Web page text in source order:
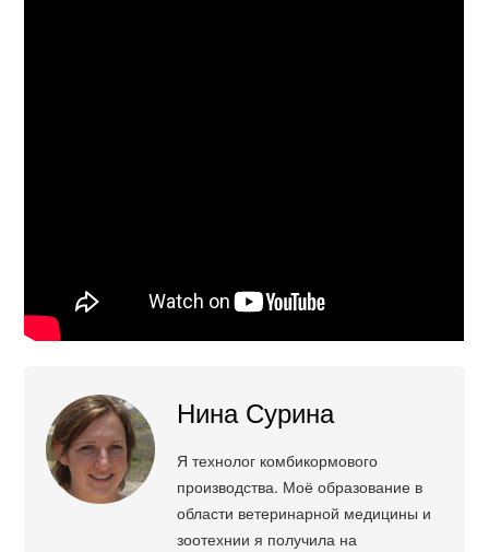
Нина Сурина
Я технолог комбикормового
производства. Моё образование в
области ветеринарной медицины и
зоотехнии я получила на